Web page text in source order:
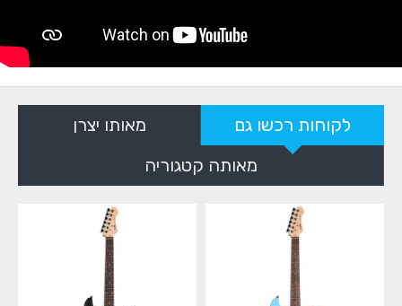
לקוחות רכשו גם
מאותו יצרן
מאותה קטגוריה